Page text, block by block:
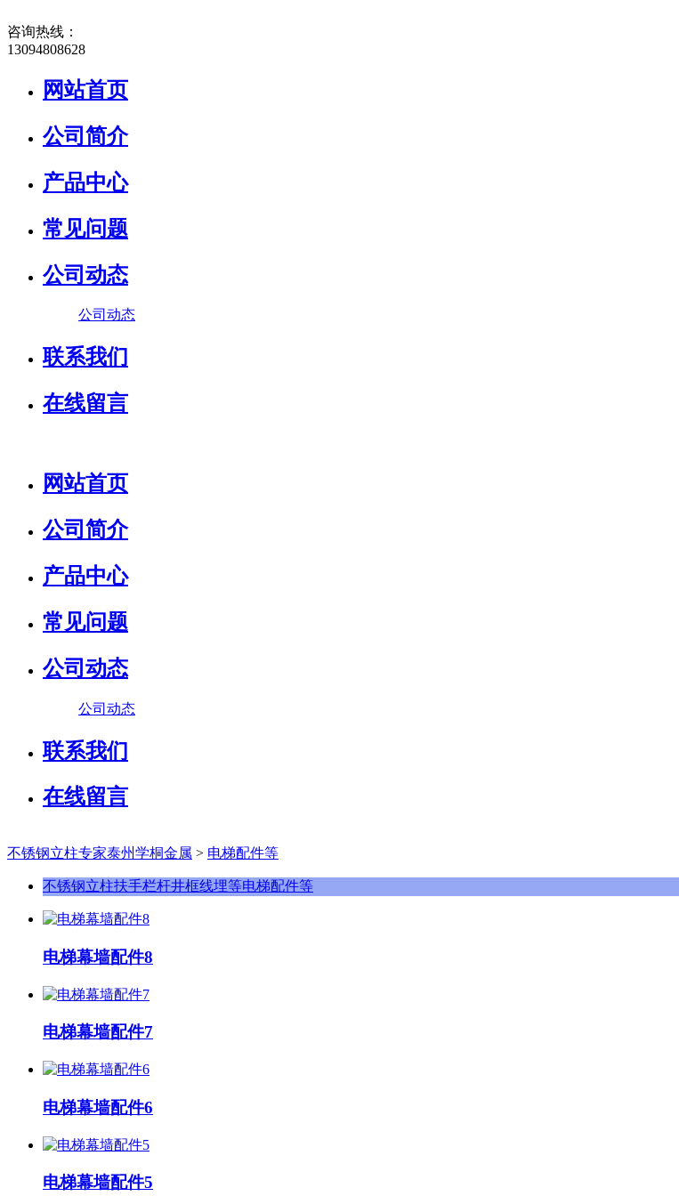
咨询热线：
13094808628
网站首页
公司简介
产品中心
常见问题
公司动态
公司动态
联系我们
在线留言
网站首页
公司简介
产品中心
常见问题
公司动态
公司动态
联系我们
在线留言
不锈钢立柱专家泰州学桐金属 > 电梯配件等
不锈钢立柱扶手栏杆井框线埋等电梯配件等
电梯幕墙配件8
电梯幕墙配件7
电梯幕墙配件6
电梯幕墙配件5